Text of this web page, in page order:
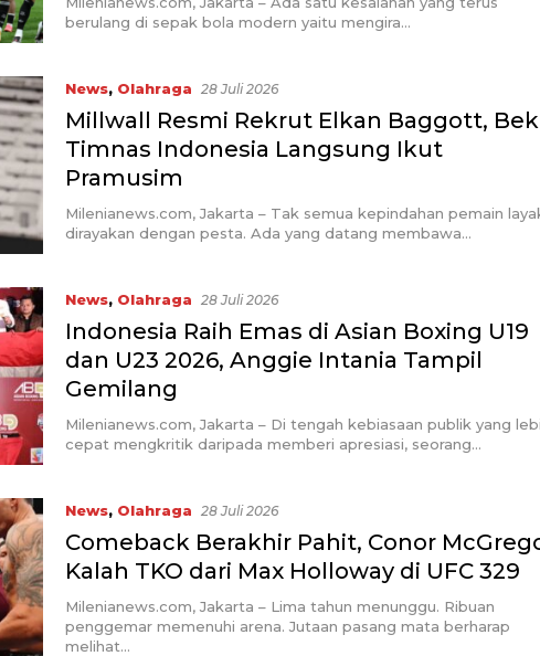
berulang di sepak bola modern yaitu mengira…
News, Olahraga 28 Juli 2026
Millwall Resmi Rekrut Elkan Baggott, Bek
Timnas Indonesia Langsung Ikut
Pramusim
Milenianews.com, Jakarta – Tak semua kepindahan pemain
dirayakan dengan pesta. Ada yang datang membawa…
News, Olahraga 28 Juli 2026
Indonesia Raih Emas di Asian Boxing U19
dan U23 2026, Anggie Intania Tampil
Gemilang
Milenianews.com, Jakarta – Di tengah kebiasaan publik yang
cepat mengkritik daripada memberi apresiasi, seorang…
News, Olahraga 28 Juli 2026
Comeback Berakhir Pahit, Conor
Kalah TKO dari Max Holloway di UFC 329
Milenianews.com, Jakarta – Lima tahun menunggu. Ribuan
penggemar memenuhi arena. Jutaan pasang mata berharap
melihat…